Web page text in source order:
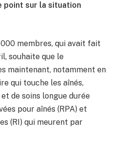
point sur la situation
membres, qui avait fait
souhaite que le
maintenant, notamment en
qui touche les aînés,
de soins longue durée
pour aînés (RPA) et
(RI) qui meurent par